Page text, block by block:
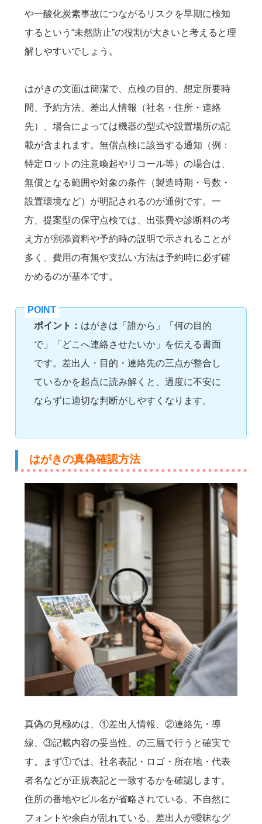
や一酸化炭素事故につながるリスクを早期に検知
するという“未然防止”の役割が大きいと考えると理
解しやすいでしょう。
はがきの文面は簡潔で、点検の目的、想定所要時
間、予約方法、差出人情報（社名・住所・連絡
先）、場合によっては機器の型式や設置場所の記
載が含まれます。無償点検に該当する通知（例：
特定ロットの注意喚起やリコール等）の場合は、
無償となる範囲や対象の条件（製造時期・号数・
設置環境など）が明記されるのが通例です。一
方、提案型の保守点検では、出張費や診断料の考
え方が別添資料や予約時の説明で示されることが
多く、費用の有無や支払い方法は予約時に必ず確
かめるのが基本です。
ポイント： はがきは「誰から」「何の目的
で」「どこへ連絡させたいか」を伝える書面
です。差出人・目的・連絡先の三点が整合し
ているかを起点に読み解くと、過度に不安に
ならずに適切な判断がしやすくなります。
はがきの真偽確認方法
真偽の見極めは、①差出人情報、②連絡先・導
線、③記載内容の妥当性、の三層で行うと確実で
す。まず①では、社名表記・ロゴ・所在地・代表
者名などが正規表記と一致するかを確認します。
住所の番地やビル名が省略されている、不自然に
フォントや余白が乱れている、差出人が曖昧なグ